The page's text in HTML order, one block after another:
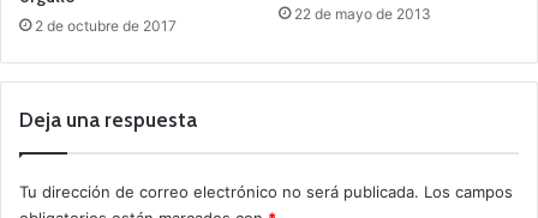
2 de octubre de 2017
22 de mayo de 2013
Deja una respuesta
Tu dirección de correo electrónico no será publicada. Los campos